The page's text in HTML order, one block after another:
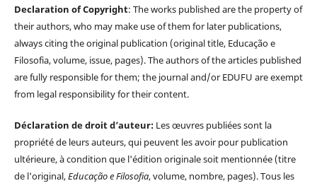
Declaration of Copyright: The works published are the property of
their authors, who may make use of them for later publications,
always citing the original publication (original title, Educação e
Filosofia, volume, issue, pages). The authors of the articles published
are fully responsible for them; the journal and/or EDUFU are exempt
from legal responsibility for their content.
Déclaration de droit d’auteur: Les œuvres publiées sont la
propriété de leurs auteurs, qui peuvent les avoir pour publication
ultérieure, à condition que l'édition originale soit mentionnée (titre
de l'original,Educação e Filosofia, volume, nombre, pages). Tous les